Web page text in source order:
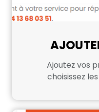
Ajoutez vos
choisissez